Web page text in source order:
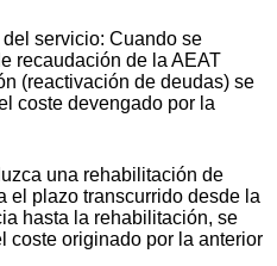
servicio: Cuando se
recaudación de la AEAT
(reactivación de deudas) se
coste devengado por la
una rehabilitación de
el plazo transcurrido desde la
hasta la rehabilitación, se
coste originado por la anterior